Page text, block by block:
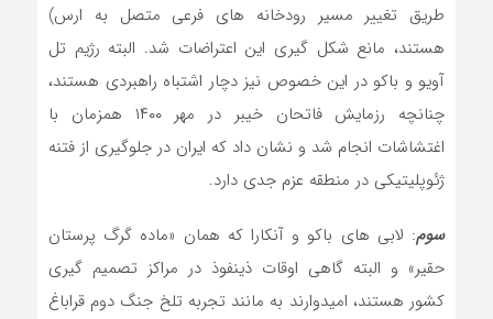
طریق تغییر مسیر رودخانه های فرعی متصل به ارس)
هستند، مانع شکل گیری این اعتراضات شد. البته رژیم تل
آویو و باکو در این خصوص نیز دچار اشتباه راهبردی هستند،
چنانچه رزمایش فاتحان خیبر در مهر ۱۴۰۰ همزمان با
اغتشاشات انجام شد و نشان داد که ایران در جلوگیری از فتنه
ژئوپلیتیکی در منطقه عزم جدی دارد.
سوم: لابی های باکو و آنکارا که همان «ماده گرگ پرستان
حقیر» و البته گاهی اوقات ذینفوذ در مراکز تصمیم گیری
کشور هستند، امیدوارند به مانند تجربه تلخ جنگ دوم قراباغ